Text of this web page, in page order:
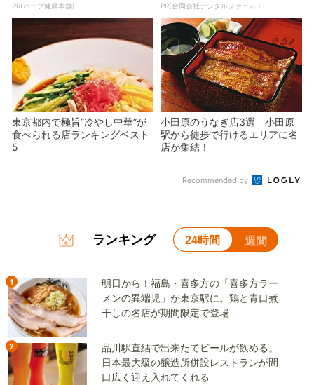
PR(ハーブ健康本舗) PR(合同会社デジタルファーム )
東京都内で極旨”冷やし中華”が
食べられる店ランキングベスト
5
小田原のうなぎ店3選 小田原
駅から徒歩で行けるエリアに名
店が集結！
Recommended by
ランキング 24時間 週間
1
明日から！福島・喜多方の「喜多方ラー
メンの異端児」が東京駅に。鶏と青口煮
干しの名店が期間限定で登場
2
品川駅直結で出来たてビールが飲める。
日本最大級の醸造所併設レストランが間
口広く迎え入れてくれる